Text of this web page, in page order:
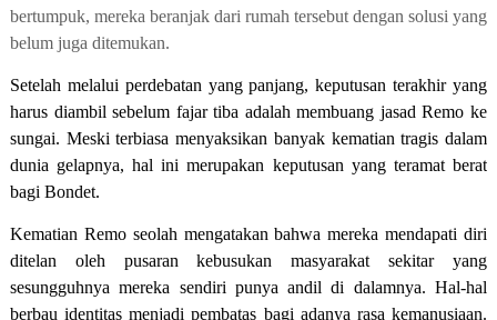
bertumpuk, mereka beranjak dari rumah tersebut dengan solusi yang
belum juga ditemukan.
Setelah melalui perdebatan yang panjang, keputusan terakhir yang
harus diambil sebelum fajar tiba adalah membuang jasad Remo ke
sungai. Meski terbiasa menyaksikan banyak kematian tragis dalam
dunia gelapnya, hal ini merupakan keputusan yang teramat berat
bagi Bondet.
Kematian Remo seolah mengatakan bahwa mereka mendapati diri
ditelan oleh pusaran kebusukan masyarakat sekitar yang
sesungguhnya mereka sendiri punya andil di dalamnya. Hal-hal
berbau identitas menjadi pembatas bagi adanya rasa kemanusiaan.